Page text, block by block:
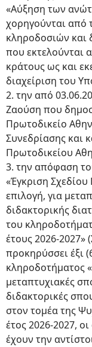
«Αύξηση των
χορηγούνται από
κληροδοσιών
που
κράτους ως και
διαχείριση του
2. την από
Ζαούση που
Πρωτοδικείο
Συνεδρίασης και
Πρωτοδικείου
3. την απόφαση
«Έγκριση
επιλογή, για
διδακτορικής
του
έτους 2026-2027»
προκηρύσσει έξι
κληροδοτήματος
μεταπτυχιακές
διδακτορικές
στον τομέα της
έτος 2026-2027,
έχουν την